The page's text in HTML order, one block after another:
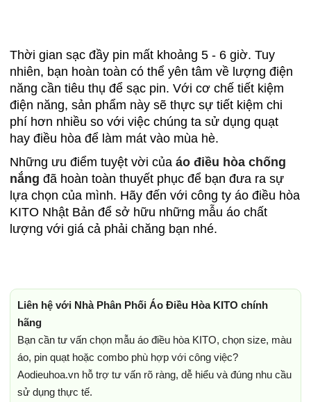
Thời gian sạc đầy pin mất khoảng 5 - 6 giờ. Tuy
nhiên, bạn hoàn toàn có thể yên tâm về lượng điện
năng cần tiêu thụ để sạc pin. Với cơ chế tiết kiệm
điện năng, sản phẩm này sẽ thực sự tiết kiệm chi
phí hơn nhiều so với việc chúng ta sử dụng quạt
hay điều hòa để làm mát vào mùa hè.
Những ưu điểm tuyệt vời của áo điều hòa chống
nắng đã hoàn toàn thuyết phục để bạn đưa ra sự
lựa chọn của mình. Hãy đến với công ty áo điều hòa
KITO Nhật Bản để sở hữu những mẫu áo chất
lượng với giá cả phải chăng bạn nhé.
Liên hệ với Nhà Phân Phối Áo Điều Hòa KITO chính
hãng
Bạn cần tư vấn chọn mẫu áo điều hòa KITO, chọn size, màu
áo, pin quạt hoặc combo phù hợp với công việc?
Aodieuhoa.vn hỗ trợ tư vấn rõ ràng, dễ hiểu và đúng nhu cầu
sử dụng thực tế.